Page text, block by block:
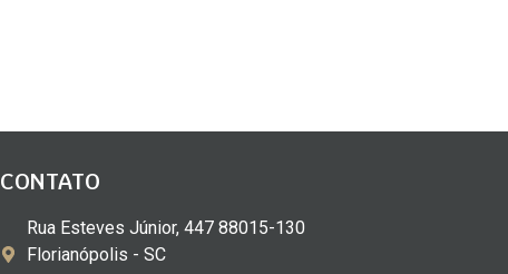
CONTATO
Rua Esteves Júnior, 447 88015-130
Florianópolis - SC